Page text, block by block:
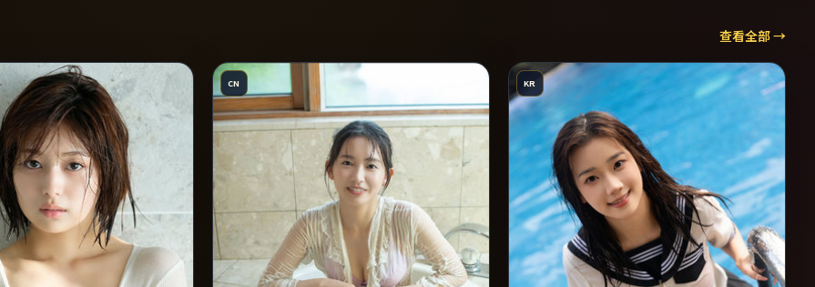
查看全部 →
CN KR